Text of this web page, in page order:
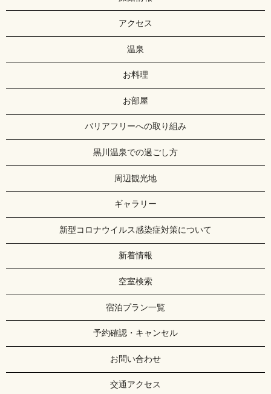
アクセス
温泉
お料理
お部屋
バリアフリーへの取り組み
黒川温泉での過ごし方
周辺観光地
ギャラリー
新型コロナウイルス感染症対策について
新着情報
空室検索
宿泊プラン一覧
予約確認・キャンセル
お問い合わせ
交通アクセス